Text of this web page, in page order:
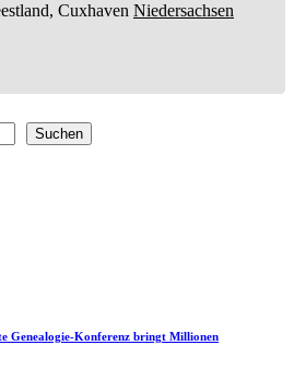
Cuxhaven Niedersachsen
Suchen
Genealogie-Konferenz bringt Millionen